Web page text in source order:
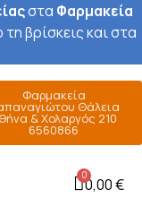
στα Φαρμακεία
βρίσκεις και στα
Φαρμακεία
Θάλεια
& Χολαργός 210
6560866
0,00 €